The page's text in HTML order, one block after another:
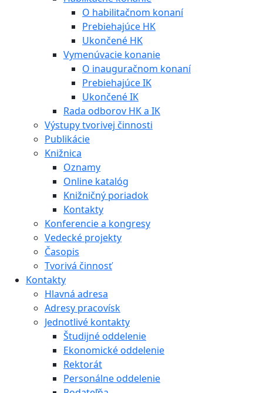
O habilitačnom konaní
Prebiehajúce HK
Ukončené HK
Vymenúvacie konanie
O inauguračnom konaní
Prebiehajúce IK
Ukončené IK
Rada odborov HK a IK
Výstupy tvorivej činnosti
Publikácie
Knižnica
Oznamy
Online katalóg
Knižničný poriadok
Kontakty
Konferencie a kongresy
Vedecké projekty
Časopis
Tvorivá činnosť
Kontakty
Hlavná adresa
Adresy pracovísk
Jednotlivé kontakty
Študijné oddelenie
Ekonomické oddelenie
Rektorát
Personálne oddelenie